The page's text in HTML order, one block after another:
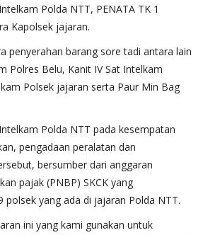
Polda NTT, PENATA TK 1
Kapolsek jajaran.
penyerahan barang sore tadi antara lain
Polres Belu, Kanit IV Sat Intelkam
Polsek jajaran serta Paur Min Bag
Polda NTT pada kesempatan
pengadaan peralatan dan
bersumber dari anggaran
pajak (PNBP) SKCK yang
polsek yang ada di jajaran Polda NTT.
ini yang kami gunakan untuk